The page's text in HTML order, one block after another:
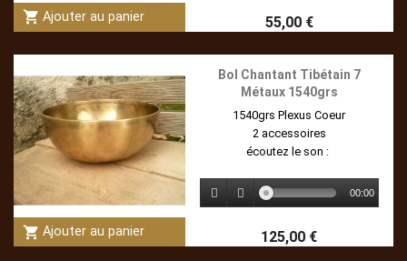
shopping_cart Ajouter au panier 55,00 €
shopping_cart Ajouter au panier
Bol Chantant Tibétain 7
Métaux 1540grs
1540grs Plexus Coeur
2 accessoires
écoutez le son :
00:00
125,00 €